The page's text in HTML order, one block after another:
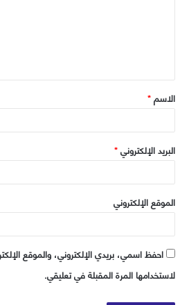
ق
*
الاسم*
البريد الإلكتروني*
الموقع الإلكتروني
احفظ اسمي، بريدي الإلكتروني، والموقع
لاستخدامها المرة المقبلة في تعليقي.